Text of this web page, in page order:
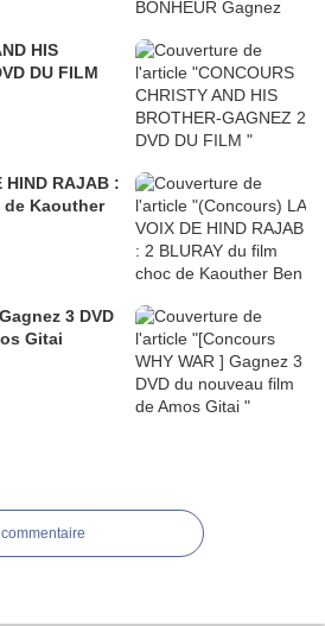
HIS
BROTHER-GAGNEZ 2 DVD DU FILM
RAJAB :
Gitai